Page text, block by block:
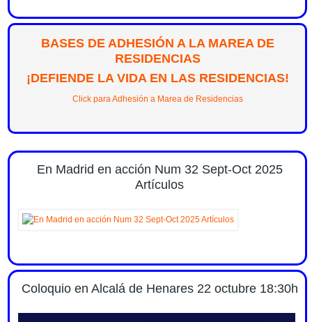
BASES DE ADHESIÓN A LA MAREA DE
RESIDENCIAS
¡DEFIENDE LA VIDA EN LAS RESIDENCIAS!
Click para Adhesión a Marea de Residencias
En Madrid en acción Num 32 Sept-Oct 2025
Artículos
Coloquio en Alcalá de Henares 22 octubre 18:30h